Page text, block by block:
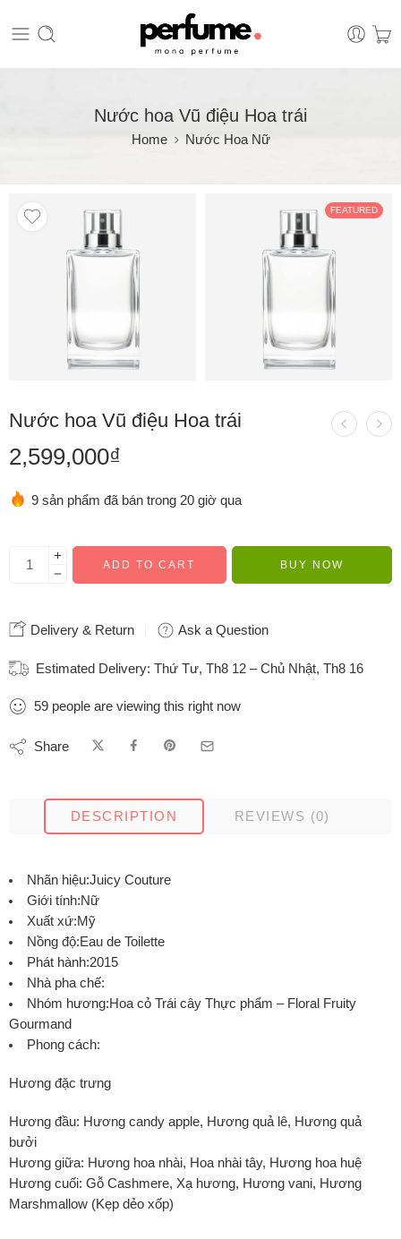
Nước hoa Vũ điệu Hoa trái
Home Nước Hoa Nữ
FEATURED
Nước hoa Vũ điệu Hoa trái
2,599,000₫
9 sản phẩm đã bán trong 20 giờ qua
ADD TO CART BUY NOW
Delivery & Return Ask a Question
Estimated Delivery: Thứ Tư, Th8 12 – Chủ Nhật, Th8 16
59 people are viewing this right now
Share
DESCRIPTION REVIEWS (0)
Nhãn hiệu:Juicy Couture
Giới tính:Nữ
Xuất xứ:Mỹ
Nồng độ:Eau de Toilette
Phát hành:2015
Nhà pha chế:
Nhóm hương:Hoa cỏ Trái cây Thực phẩm – Floral Fruity
Gourmand
Phong cách:
Hương đặc trưng
Hương đầu: Hương candy apple, Hương quả lê, Hương quả
bưởi
Hương giữa: Hương hoa nhài, Hoa nhài tây, Hương hoa huệ
Hương cuối: Gỗ Cashmere, Xạ hương, Hương vani, Hương
Marshmallow (Kẹp dẻo xốp)